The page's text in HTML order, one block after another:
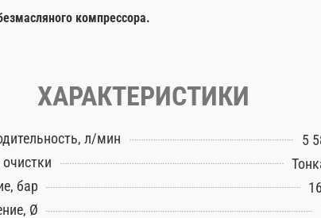
компрессора.
ХАРАКТЕРИСТИКИ
л/мин
5
бар
Ø